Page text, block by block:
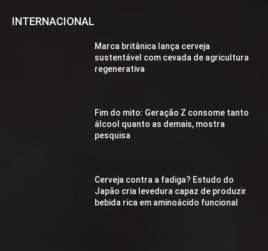
INTERNACIONAL
Marca britânica lança cerveja
sustentável com cevada de agricultura
regenerativa
Fim do mito: Geração Z consome tanto
álcool quanto as demais, mostra
pesquisa
Cerveja contra a fadiga? Estudo do
Japão cria levedura capaz de produzir
bebida rica em aminoácido funcional